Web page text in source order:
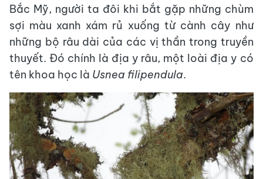
Bắc Mỹ, người ta đôi khi bắt gặp những chùm
sợi màu xanh xám rủ xuống từ cành cây như
những bộ râu dài của các vị thần trong truyền
thuyết. Đó chính là địa y râu, một loài địa y có
tên khoa học là Usnea filipendula.